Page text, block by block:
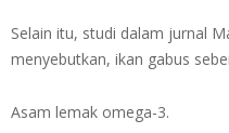
Selain itu, studi dalam jurnal
menyebutkan, ikan gabus
Asam lemak omega-3.